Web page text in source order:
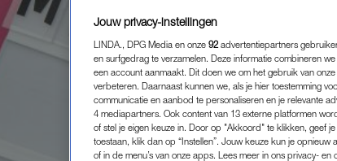
Jouw privacy-instellingen
LINDA., DPG Media en onze 92 advertentiepartners
en surfgedrag te verzamelen. Deze informatie combineren
een account aanmaakt. Dit doen we om het gebruik van
verbeteren. Daarnaast kunnen we, als je hier toestemming
communicatie en aanbod te personaliseren en je relevante
4 mediapartners. Ook content van 13 externe platformen
of stel je eigen keuze in. Door op "Akkoord" te klikken, geef
toestaan, klik dan op “Instellen”. Jouw keuze kun je opnieuw
of in de menu’s van onze apps. Lees meer in ons privacy- en